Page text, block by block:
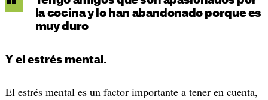
la cocina y lo han abandonado porque es
muy duro
Y el estrés mental.
El estrés mental es un factor importante a tener en cuenta,